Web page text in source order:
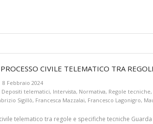
CIVILE TELEMATICO TRA
8 Febbraio 2024
Depositi telematici, Intervista, Normativa, Regole tecniche,
Sigillò, Francesca Mazzalai, Francesco Lagonigro,
telematico tra regole e specifiche tecniche